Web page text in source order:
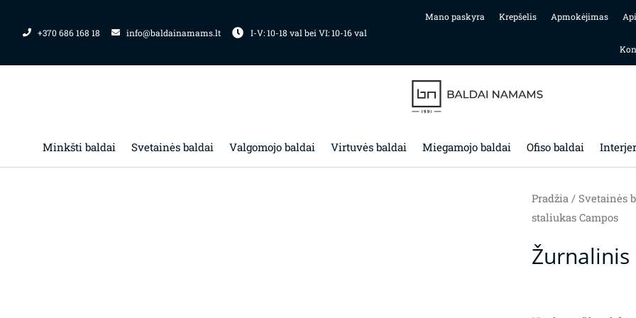
+370 686 168 18 info@baldainamams.lt I-V: 10-18 val bei VI: 10-16 val
Mano paskyra Krepšelis Apmokėjimas
Minkšti baldai Svetainės baldai Valgomojo baldai Virtuvės baldai Miegamojo baldai Ofiso baldai
Pradžia/ Svetainės
staliukas Campos
Žurnalinis